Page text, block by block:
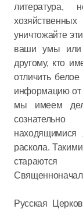
уничтожайте
ваши умы или
другому, кто
отличить
информацию от
мы имеем
раскола.
Русская